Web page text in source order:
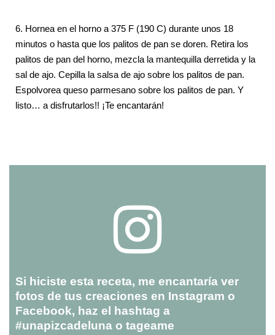
6. Hornea en el horno a 375 F (190 C) durante unos 18
minutos o hasta que los palitos de pan se doren. Retira los
palitos de pan del horno, mezcla la mantequilla derretida y la
sal de ajo. Cepilla la salsa de ajo sobre los palitos de pan.
Espolvorea queso parmesano sobre los palitos de pan. Y
listo… a disfrutarlos!! ¡Te encantarán!
Si hiciste esta receta, me encantaría ver
fotos de tus creaciones en Instagram o
Facebook, haz el hashtag a
#unapizcadeluna o tageame